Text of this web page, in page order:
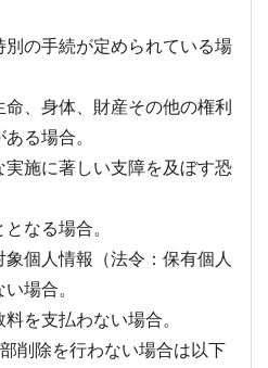
の手続が定められている場
、身体、財産その他の権利
る場合。
実施に著しい支障を及ぼす恐
なる場合。
個人情報（法令：保有個人
場合。
を支払わない場合。
削除を行わない場合は以下